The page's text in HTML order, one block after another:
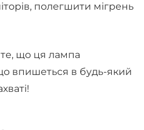
полегшити мігрень
що ця лампа
впишеться в будь-який